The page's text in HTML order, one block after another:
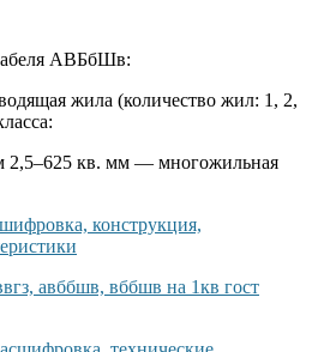
АВБбШв:
жила (количество жил: 1, 2,
2,5–625 кв. мм — многожильная